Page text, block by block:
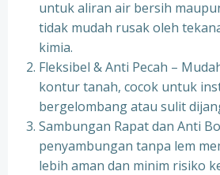
untuk aliran air bersih
tidak mudah rusak oleh
kimia.
Fleksibel & Anti Pecah –
kontur tanah, cocok untuk
bergelombang atau sulit
Sambungan Rapat dan Anti
penyambungan tanpa lem
lebih aman dan minim risiko